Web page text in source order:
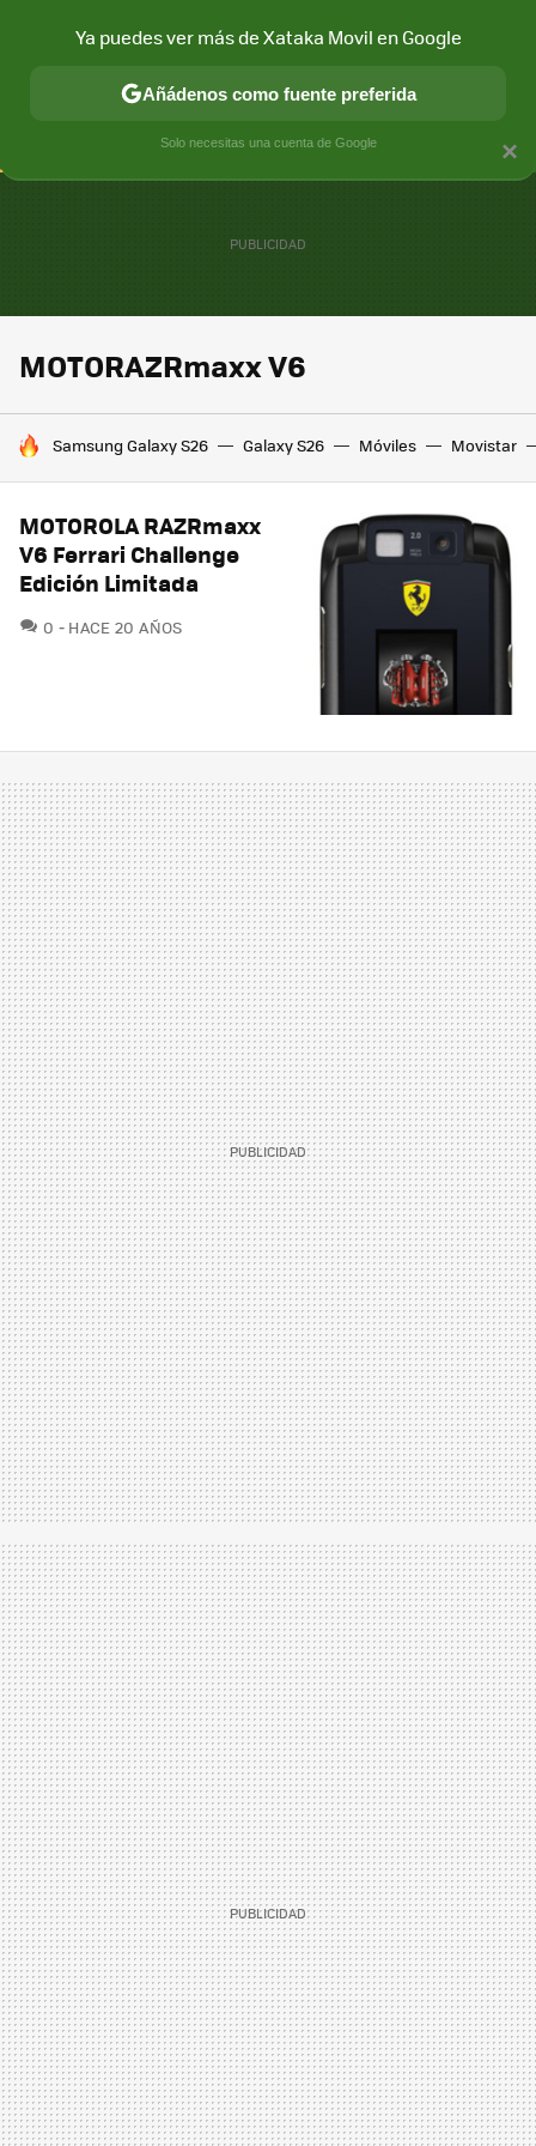
CONECTIVIDAD MÓVIL Y SOCIEDAD APLICACIONES
MOTORAZRmaxx V6
HOY SE HABLA DE
Samsung Galaxy S26 Galaxy S26 Móviles Movistar
MOTOROLA RAZRmaxx
V6 Ferrari Challenge
Edición Limitada
0 COMENTARIOS
HACE 20 AÑOS
×
Ya puedes ver más de Xataka Movil en Google
Añádenos como fuente preferida
Solo necesitas una cuenta de Google